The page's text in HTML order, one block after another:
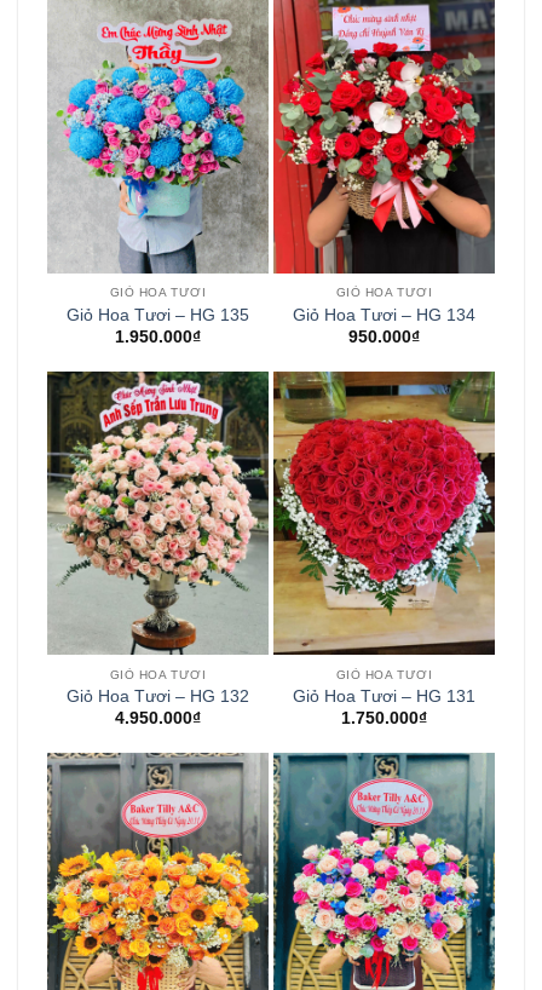
GIỎ HOA TƯƠI
Giỏ Hoa Tươi – HG 135
1.950.000₫
GIỎ HOA TƯƠI
Giỏ Hoa Tươi – HG 134
950.000₫
GIỎ HOA TƯƠI
Giỏ Hoa Tươi – HG 132
4.950.000₫
GIỎ HOA TƯƠI
Giỏ Hoa Tươi – HG 131
1.750.000₫